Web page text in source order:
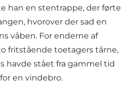
han en stentrappe, der førte
hvorover der sad en
våben. For enderne af
fritstående toetagers tårne,
havde stået fra gammel tid
en vindebro.